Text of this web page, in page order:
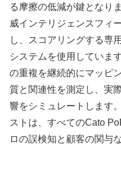
る摩擦の低減が鍵となり
威インテリジェンスフィ
し、スコアリングする専
システムを使用していま
の重複を継続的にマッピ
質と関連性を測定し、実
響をシミュレートします
ストは、すべてのCato
ロの誤検知と顧客の関与